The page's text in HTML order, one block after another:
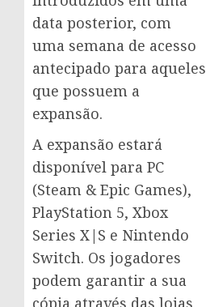
data posterior, com
uma semana de acesso
antecipado para aqueles
que possuem a
expansão.
A expansão estará
disponível para PC
(Steam & Epic Games),
PlayStation 5, Xbox
Series X|S e Nintendo
Switch. Os jogadores
podem garantir a sua